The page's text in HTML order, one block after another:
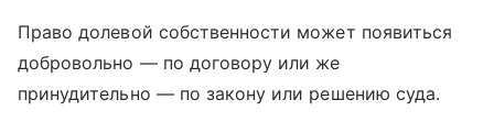
Право долевой собственности может появиться
добровольно — по договору или же
принудительно — по закону или решению суда.